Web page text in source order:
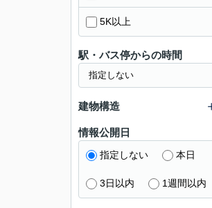
5K以上
駅・バス停からの時間
建物構造
情報公開日
指定しない 本日
3日以内 1週間以内